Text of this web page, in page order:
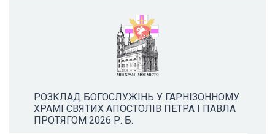
РОЗКЛАД БОГОСЛУЖІНЬ У ГАРНІЗОННОМУ
ХРАМІ СВЯТИХ АПОСТОЛІВ ПЕТРА І ПАВЛА
ПРОТЯГОМ 2026 Р. Б.